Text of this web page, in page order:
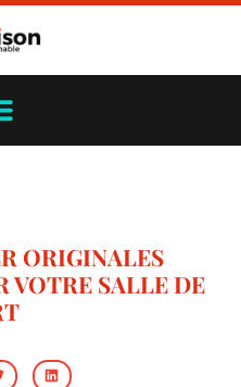
ORIGINALES
VOTRE SALLE DE